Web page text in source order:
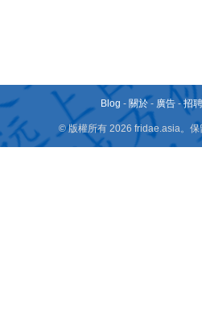
Blog - 關於 - 廣告 -招
© 版權所有 2026 fridae.asia。